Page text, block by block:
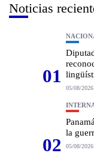
Noticias
01
05/08/2026
02
la
05/08/2026